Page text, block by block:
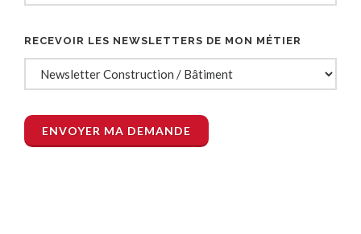
RECEVOIR LES NEWSLETTERS DE MON MÉTIER